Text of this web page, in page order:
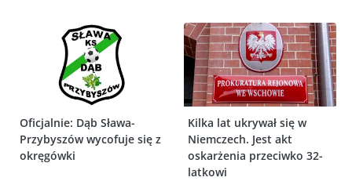
Oficjalnie: Dąb Sława-
Przybyszów wycofuje się z
okręgówki
Kilka lat ukrywał się w
Niemczech. Jest akt
oskarżenia przeciwko 32-
latkowi